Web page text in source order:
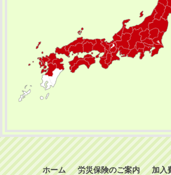
ホーム 労災保険のご案内 加入